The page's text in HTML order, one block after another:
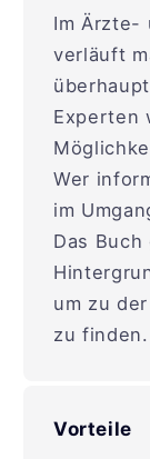
Im Ärzte-
verläuft
Experten
Wer
im
Das
um zu
zu finden.
Vorteile